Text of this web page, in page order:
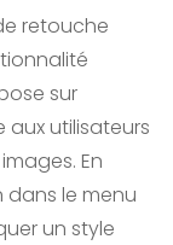
retouche
sur
aux utilisateurs
En
le menu
un style